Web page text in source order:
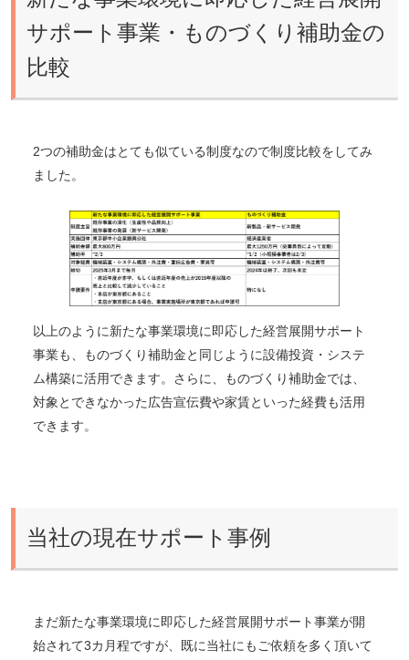
サポート事業・ものづくり補助金の
比較
2つの補助金はとても似ている制度なので制度比較をしてみ
ました。
以上のように新たな事業環境に即応した経営展開サポート
事業も、ものづくり補助金と同じように設備投資・システ
ム構築に活用できます。さらに、ものづくり補助金では、
対象とできなかった広告宣伝費や家賃といった経費も活用
できます。
当社の現在サポート事例
まだ新たな事業環境に即応した経営展開サポート事業が開
始されて3カ月程ですが、既に当社にもご依頼を多く頂いて